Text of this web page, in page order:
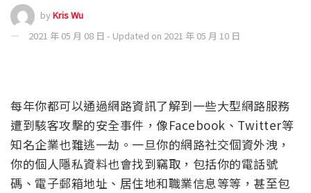
byKris Wu
2021 年 05 月 08 日 - Updated on 2021 年 05 月 10 日
每年你都可以通過網路資訊了解到一些大型網路服務
遭到駭客攻擊的安全事件，像Facebook、Twitter等
知名企業也難逃一劫。一旦你的網路社交個資外洩，
你的個人隱私資料也會找到竊取，包括你的電話號
碼、電子郵箱地址、居住地和職業信息等等，甚至包